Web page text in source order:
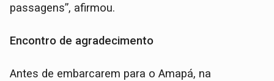
passagens”, afirmou.
Encontro de agradecimento
Antes de embarcarem para o Amapá, na